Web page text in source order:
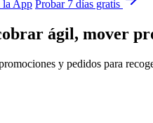
la App Probar 7 días gratis
ágil, mover
y pedidos para